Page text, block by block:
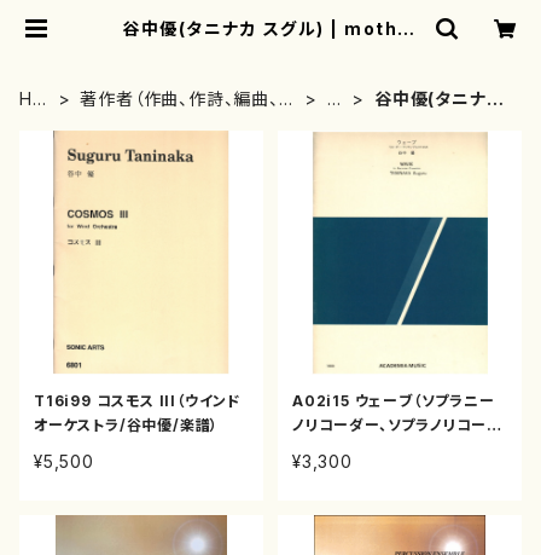
谷中優(タニナカ スグル) | mother
HO
著作者（作曲、作詩、編曲、著
た
谷中優(タニナカ
T16i99 コスモス III（ウインド
オーケストラ/谷中優/楽譜）
¥5,500
A02i15 ウェーブ（ソプラニー
ノリコーダー、ソプラノリコーダ
II、テナーリコーダーI&II、バス
¥3,300